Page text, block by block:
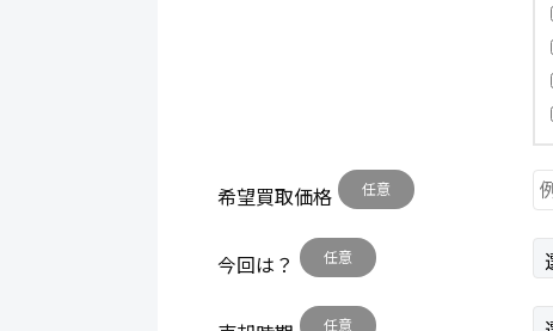
希望買取価格 任意
今回は？ 任意
任意